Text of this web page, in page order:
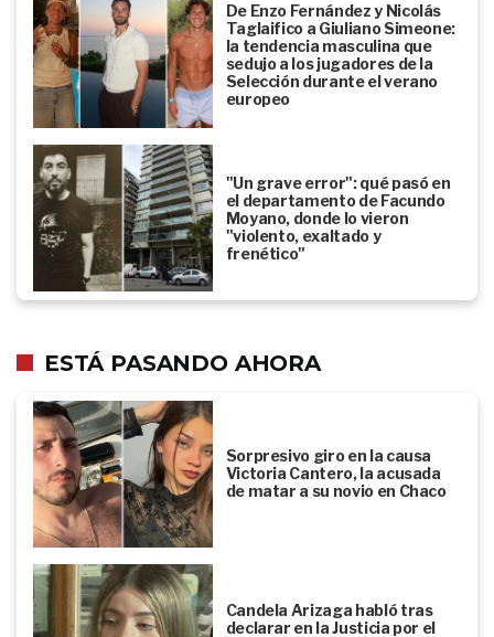
De Enzo Fernández y Nicolás
Taglaifico a Giuliano Simeone:
la tendencia masculina que
sedujo a los jugadores de la
Selección durante el verano
europeo
"Un grave error": qué pasó en
el departamento de Facundo
Moyano, donde lo vieron
"violento, exaltado y
frenético"
ESTÁ PASANDO AHORA
Sorpresivo giro en la causa
Victoria Cantero, la acusada
de matar a su novio en Chaco
Candela Arizaga habló tras
declarar en la Justicia por el